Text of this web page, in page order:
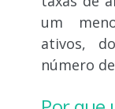
um
ativos,
número